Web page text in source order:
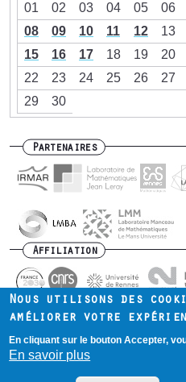
01
02 03 04 05 06
08
09 10 11 12 13
15
16 17 18 19 20
22
23 24 25 26 27
29
30
Partenaires
Affiliation
Footer
Contact Intranet
Nous utilisons des
améliorer votre
En cliquant sur le bouton Accepter,
En savoir plus